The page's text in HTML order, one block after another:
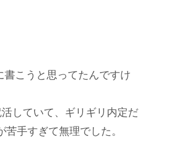
こうと思ってたんですけ
していて、ギリギリ内定だ
手すぎて無理でした。